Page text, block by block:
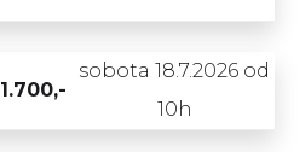
1.700,-
sobota 18.7.2026 od
10h